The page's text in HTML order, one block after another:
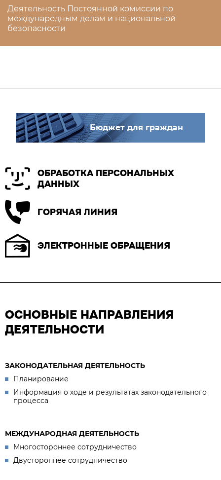
Деятельность Постоянной комиссии по
международным делам и национальной
безопасности
Бюджет для граждан
ОБРАБОТКА ПЕРСОНАЛЬНЫХ
ДАННЫХ
ГОРЯЧАЯ ЛИНИЯ
ЭЛЕКТРОННЫЕ ОБРАЩЕНИЯ
ОСНОВНЫЕ НАПРАВЛЕНИЯ
ДЕЯТЕЛЬНОСТИ
ЗАКОНОДАТЕЛЬНАЯ ДЕЯТЕЛЬНОСТЬ
Планирование
Информация о ходе и результатах законодательного
процесса
МЕЖДУНАРОДНАЯ ДЕЯТЕЛЬНОСТЬ
Многостороннее сотрудничество
Двустороннее сотрудничество